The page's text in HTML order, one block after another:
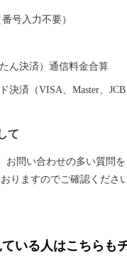
、JR津和野駅まで運行す
道路線を古めかしい蒸気
山間部に入ると、どこか
その優雅なたたずまいから
号入力不要）
ん決済）通信料金合算
決済（VISA、Master、JCB
て
お問い合わせの多い質問を
りますのでご確認ください
いる人はこちらも